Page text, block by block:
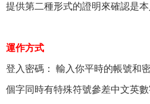
提供第二種形式的證明來確認是本
運作方式
登入密碼： 輸入你平時的帳號和
個字同時有特殊符號參差中文英數